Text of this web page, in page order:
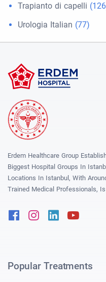
Trapianto di capelli
Urologia Italian (77)
Erdem Healthcare Group
Biggest Hospital Groups In
Locations In Istanbul, With
Trained Medical Professionals,
FacebookInstagram
Linkedin
Popular Treatments